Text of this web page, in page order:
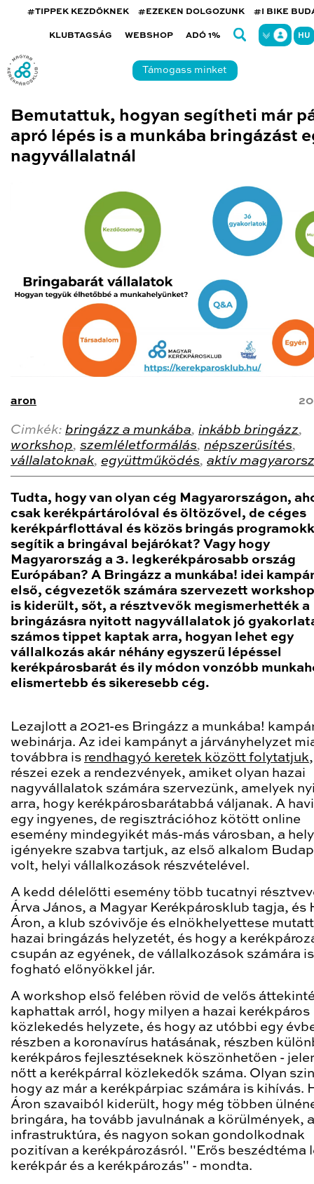
#TIPPEK KEZDŐKNEK #EZEKEN DOLGOZUNK #I BIKE
KLUBTAGSÁG WEBSHOP ADÓ 1% HU
Támogass minket
Bemutattuk, hogyan segítheti már
apró lépés is a munkába bringázást
nagyvállalatnál
aron
Cimkék: bringázz a munkába, inkább bringázz,
workshop, szemléletformálás, népszerűsítés,
vállalatoknak, együttműködés, aktív
Tudta, hogy van olyan cég Magyarországon,
csak kerékpártárolóval és öltözővel, de céges
kerékpárflottával és közös bringás
segítik a bringával bejárókat? Vagy hogy
Magyarország a 3. legkerékpárosabb ország
Európában? A Bringázz a munkába! idei
első, cégvezetők számára szervezett
is kiderült, sőt, a résztvevők megismerhették a
bringázásra nyitott nagyvállalatok jó
számos tippet kaptak arra, hogyan lehet egy
vállalkozás akár néhány egyszerű lépéssel
kerékpárosbarát és ily módon vonzóbb
elismertebb és sikeresebb cég.
Lezajlott a 2021-es Bringázz a munkába!
webinárja. Az idei kampányt a járványhelyzet
továbbra is rendhagyó keretek között folytatjuk
részei ezek a rendezvények, amiket olyan hazai
nagyvállalatok számára szervezünk, amelyek
arra, hogy kerékpárosbarátabbá váljanak. A
egy ingyenes, de regisztrációhoz kötött online
esemény mindegyikét más-más városban, a
igényekre szabva tartjuk, az első alkalom
volt, helyi vállalkozások részvételével.
A kedd délelőtti esemény több tucatnyi
Árva János, a Magyar Kerékpárosklub tagja, és
Áron, a klub szóvivője és elnökhelyettese
hazai bringázás helyzetét, és hogy a
csupán az egyének, de vállalkozások számára
fogható előnyökkel jár.
A workshop első felében rövid de velős
kaphattak arról, hogy milyen a hazai kerékpáros
közlekedés helyzete, és hogy az utóbbi egy
részben a koronavírus hatásának, részben
kerékpáros fejlesztéseknek köszönhetően -
nőtt a kerékpárral közlekedők száma. Olyan
hogy az már a kerékpárpiac számára is kihívás.
Áron szavaiból kiderült, hogy még többen
bringára, ha tovább javulnának a körülmények,
infrastruktúra, és nagyon sokan gondolkodnak
pozitívan a kerékpározásról. "Erős beszédtéma
kerékpár és a kerékpározás" - mondta.